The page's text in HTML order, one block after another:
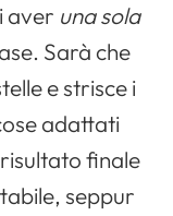
aver una sola
Sarà che
e strisce i
adattati
finale
seppur